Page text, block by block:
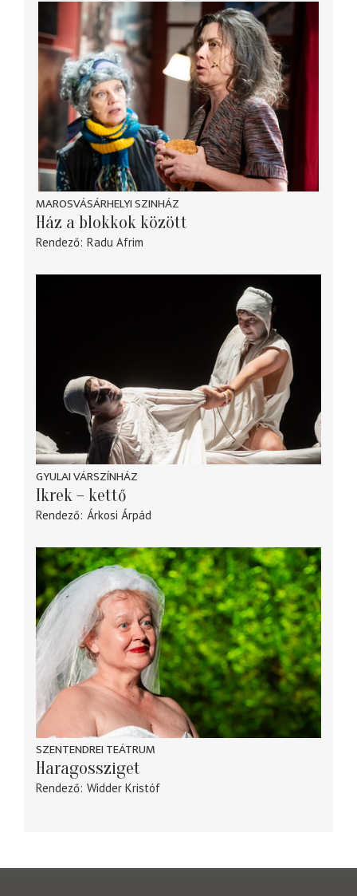
MAROSVÁSÁRHELYI SZINHÁZ
Ház a blokkok között
Rendező Radu Afrim
GYULAI VÁRSZÍNHÁZ
Ikrek – kettő
Rendező Árkosi Árpád
SZENTENDREI TEÁTRUM
Haragossziget
Rendező Widder Kristóf